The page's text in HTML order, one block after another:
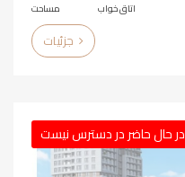
مساحت اتاق خواب
در حال حاضر در دسترس نیست